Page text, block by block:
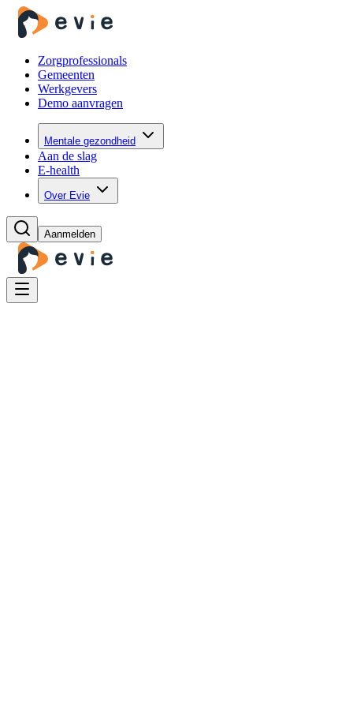
Zorgprofessionals
Gemeenten
Werkgevers
Demo aanvragen
Mentale gezondheid
Aan de slag
E-health
Over Evie
Aanmelden